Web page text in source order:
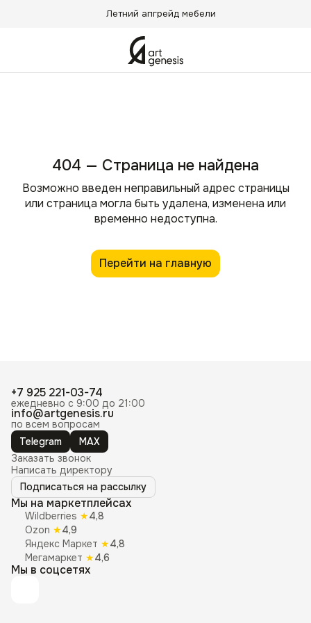
Летний апгрейд мебели
404 — Страница не найдена
Возможно введен неправильный адрес страницы
или страница могла быть удалена, изменена или
временно недоступна.
Перейти на главную
+7 925 221-03-74
ежедневно с 9:00 до 21:00
info@artgenesis.ru
по всем вопросам
Telegram
MAX
Заказать звонок
Написать директору
Подписаться на рассылку
Мы на маркетплейсах
Wildberries ★4,8
Ozon ★4,9
Яндекс Маркет ★4,8
Мегамаркет ★4,6
Мы в соцсетях